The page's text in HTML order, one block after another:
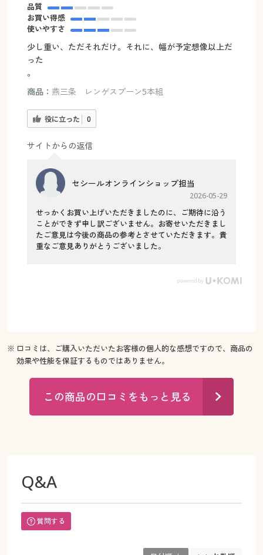
品質
お買い得感
使いやすさ
少し重い、ただそれだけ。それに、幅が予定想像以上だ
った
。
商品： 燕三条 レンゲスプーン5本組
役に立った 0
サイトからの返信
セシールオンラインショップ担当
2026-05-29
せっかくお買い上げいただきましたのに、ご期待に沿う
ことができず申し訳ございません。お寄せいただきまし
たご意見は今後の商品の参考とさせていただきます。貴
重なご意見ありがとうございました。
※ 口コミは、ご購入いただいたお客様の個人的な感想ですので、商品の
効果や性能を保証するものではありません。
この商品の口コミをもっと見る
Q&A
質問する